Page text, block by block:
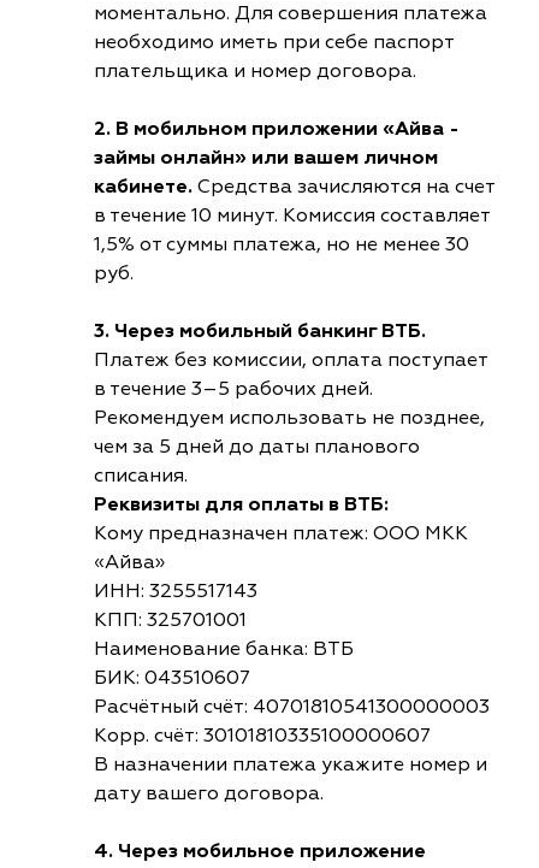
моментально. Для совершения платежа
необходимо иметь при себе паспорт
плательщика и номер договора.
2. В мобильном приложении «Айва -
займы онлайн» или вашем личном
кабинете. Средства зачисляются на счет
в течение 10 минут. Комиссия составляет
1,5% от суммы платежа, но не менее 30
руб.
3. Через мобильный банкинг ВТБ.
Платеж без комиссии, оплата поступает
в течение 3–5 рабочих дней.
Рекомендуем использовать не позднее,
чем за 5 дней до даты планового
списания.
Реквизиты для оплаты в ВТБ:
Кому предназначен платеж: ООО МКК
«Айва»
ИНН: 3255517143
КПП: 325701001
Наименование банка: ВТБ
БИК: 043510607
Расчётный счёт: 40701810541300000003
Корр. счёт: 30101810335100000607
В назначении платежа укажите номер и
дату вашего договора.
4. Через мобильное приложение